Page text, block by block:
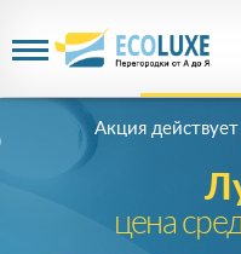
цена
Акция действует